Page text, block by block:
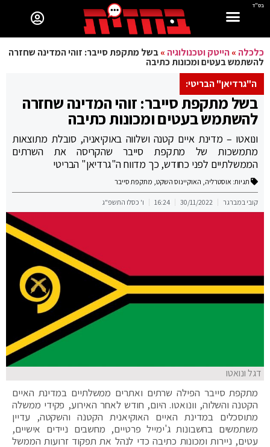
בס"ד
כלכלה »הייטק וטכנולוגיה »בשל מתקפת סייבר: זוהי המדינה שחזרה
להשתמש בעטים ומכונות כתיבה
ה"גרדיאן" הבריטי:
בשל מתקפת סייבר: זוהי המדינה שחזרה
להשתמש בעטים ומכונות כתיבה
ונואטו – מדינת איים קטנה ושלווה באוקיאניה, סובלת מתוצאות
מתמשכות של מתקפת סייבר שהקריסה את השרתים
הממשלתיים לפני כחודש, כך מדווח ה"גרדיאן" הבריטי
תגיות: אוסטרליה, האוקיינוס השקט, מתקפת סייבר
קובי במברגר 30/11/2022
16:24 ו' כסלו התשפ"ג
דגל ונואטו
מתקפת סייבר הפילה שרתים ואתרים ממשלתיים במדינת האיים
הקטנה והשלוה, וונואטו. היום, חודש לאחר האירוע, פקידי ממשלה
מתוסכלים במדינת האיים האוקיאנית הקטנה והשקטה, עדיין
משתמשים בחשבונות ג'ימייל פרטיים, מחשבים ניידים אישיים,
עטים, ניירות ומכונות כתיבה כדי לנהל את תפקוד זרועות הממשל